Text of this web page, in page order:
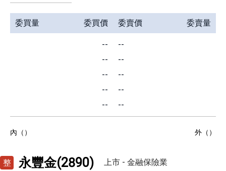
委買量 委買價 委賣價 委賣量
--
--
--
--
--
--
--
--
--
--
內（） 外（）
整 永豐金(2890) 上市 - 金融保險業